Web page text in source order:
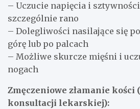
– Uczucie napięcia i
szczególnie rano
– Dolegliwości nasilające się
górę lub po palcach
– Możliwe skurcze mięśni i
nogach
Zmęczeniowe złamanie kości
konsultacji lekarskiej):